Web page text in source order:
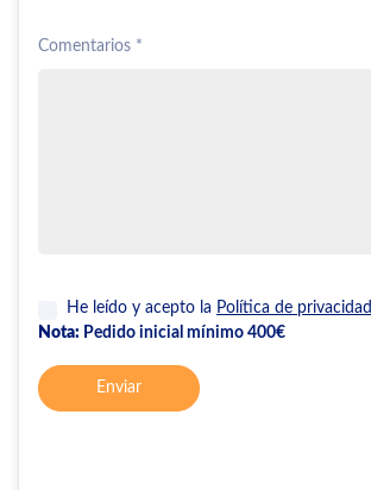
Comentarios *
He leído y acepto la Política de privacidad
Nota: Pedido inicial mínimo 400€
Enviar